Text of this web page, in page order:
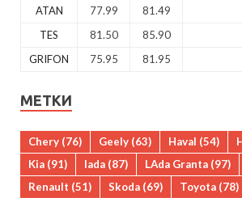
ATAN 77.99 81.49
TES
81.50 85.90
GRIFON
75.95 81.95
МЕТКИ
Chery (76) Geely (63) Haval (54)
Kia (91) lada (87) LAda Granta (97)
Renault (51) Skoda (69) Toyota (78)